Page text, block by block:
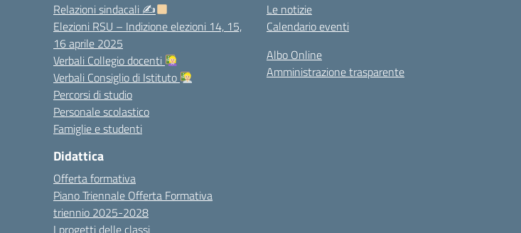
Relazioni sindacali ✍
Elezioni RSU – Indizione elezioni 14, 15,
16 aprile 2025
Verbali Collegio docenti
Verbali Consiglio di Istituto
Percorsi di studio
Personale scolastico
Famiglie e studenti
Didattica
Offerta formativa
Piano Triennale Offerta Formativa
triennio 2025-2028
I progetti delle classi
Le notizie
Calendario eventi
Albo Online
Amministrazione trasparente